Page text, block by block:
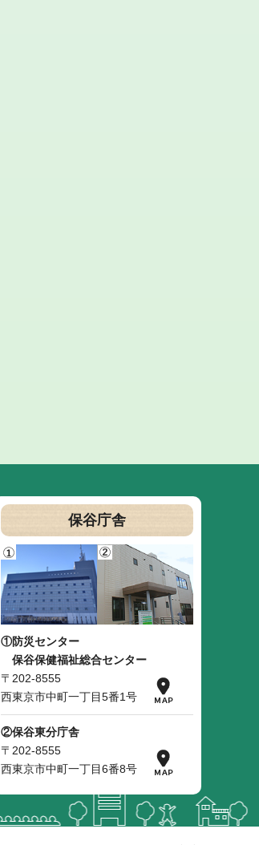
保谷庁舎
①防災センター
保谷保健福祉総合センター
〒202-8555
西東京市中町一丁目5番1号
②保谷東分庁舎
〒202-8555
西東京市中町一丁目6番8号